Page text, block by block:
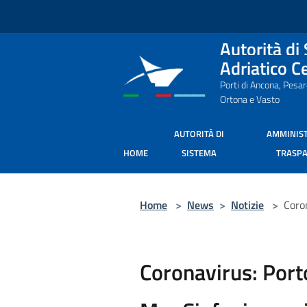
Autorità di
Adriatico
Porti di Ancona,
Ortona e Vasto
HOME
AUTORITÀ DI
SISTEMA
Home > News > Notizie >
Coronavirus: